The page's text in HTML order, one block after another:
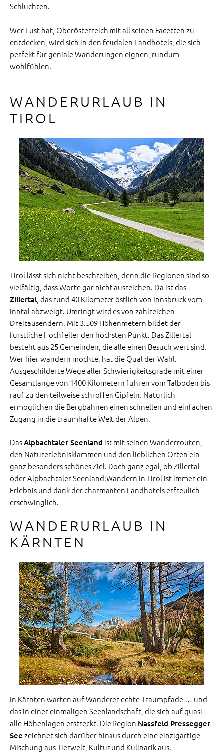
Schluchten.
Wer Lust hat, Oberösterreich mit all seinen Facetten zu
entdecken, wird sich in den feudalen Landhotels, die sich
perfekt für geniale Wanderungen eignen, rundum
wohlfühlen.
WANDERURLAUB IN
TIROL
Tirol lässt sich nicht beschreiben, denn die Regionen sind so
vielfältig, dass Worte gar nicht ausreichen. Da ist das
Zillertal , das rund 40 Kilometer östlich von Innsbruck vom
Inntal abzweigt. Umringt wird es von zahlreichen
Dreitausendern. Mit 3.509 Höhenmetern bildet der
fürstliche Hochfeiler den höchsten Punkt. Das Zillertal
besteht aus 25 Gemeinden, die alle einen Besuch wert sind.
Wer hier wandern möchte, hat die Qual der Wahl.
Ausgeschilderte Wege aller Schwierigkeitsgrade mit einer
Gesamtlänge von 1400 Kilometern führen vom Talboden bis
rauf zu den teilweise schroffen Gipfeln. Natürlich
ermöglichen die Bergbahnen einen schnellen und einfachen
Zugang in die traumhafte Welt der Alpen.
DasAlpbachtaler Seenland ist mit seinen Wanderrouten,
den Naturerlebnisklammen und den lieblichen Orten ein
ganz besonders schönes Ziel. Doch ganz egal, ob Zillertal
oder Alpbachtaler Seenland:Wandern in Tirol ist immer ein
Erlebnis und dank der charmanten Landhotels erfreulich
erschwinglich.
WANDERURLAUB IN
KÄRNTEN
In Kärnten warten auf Wanderer echte Traumpfade … und
das in einer einmaligen Seenlandschaft, die sich auf quasi
alle Höhenlagen erstreckt. Die Region Nassfeld Pressegger
See zeichnet sich darüber hinaus durch eine einzigartige
Mischung aus Tierwelt, Kultur und Kulinarik aus.